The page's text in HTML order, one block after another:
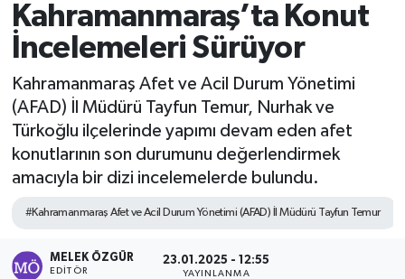
Kahramanmaraş’ta Konut
İncelemeleri Sürüyor
Kahramanmaraş Afet ve Acil Durum Yönetimi
(AFAD) İl Müdürü Tayfun Temur, Nurhak ve
Türkoğlu ilçelerinde yapımı devam eden afet
konutlarının son durumunu değerlendirmek
amacıyla bir dizi incelemelerde bulundu.
#Kahramanmaraş Afet ve Acil Durum Yönetimi (AFAD) İl Müdürü Tayfun Temur
MELEK ÖZGÜR
EDITÖR
23.01.2025 - 12:55
YAYINLANMA
Gündem
Politika
Sağlık
Spor
Tarih - Kültür - Sanat - Turizm
Tüm Manşetler
Haber Arşivi